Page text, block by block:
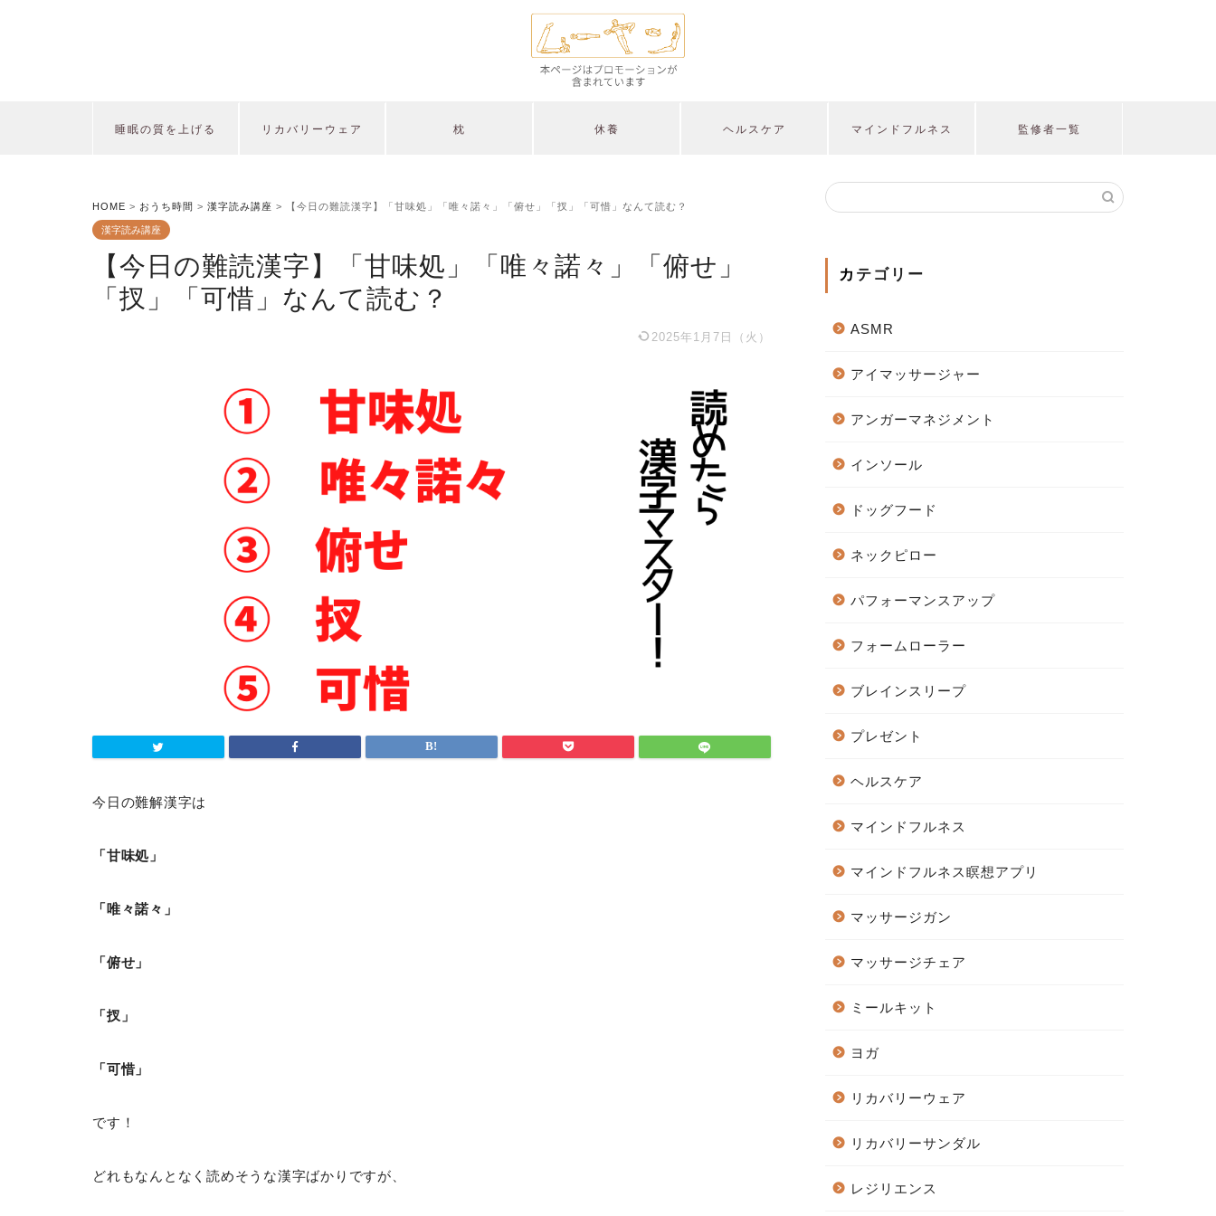
睡眠の質を上げる リカバリーウェア 枕 休養 ヘルスケア マインドフルネス 監修者一覧
HOME > おうち時間 > 漢字読み講座 > 【今日の難読漢字】「甘味処」「唯々諾々」「俯せ」「扠」「可惜」なんて読む？
漢字読み講座
【今日の難読漢字】「甘味処」「唯々諾々」「俯せ」
「扠」「可惜」なんて読む？
2025年1月7日（火）
今日の難解漢字は
「甘味処」
「唯々諾々」
「俯せ」
「扠」
「可惜」
です！
どれもなんとなく読めそうな漢字ばかりですが、
カテゴリー
ASMR
アイマッサージャー
アンガーマネジメント
インソール
ドッグフード
ネックピロー
パフォーマンスアップ
フォームローラー
ブレインスリープ
プレゼント
ヘルスケア
マインドフルネス
マインドフルネス瞑想アプリ
マッサージガン
マッサージチェア
ミールキット
ヨガ
リカバリーウェア
リカバリーサンダル
レジリエンス